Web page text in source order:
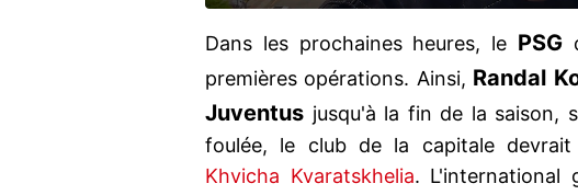
Dans les prochaines heures, le PSG
premières opérations. Ainsi, Randal
Juventus jusqu'à la fin de la saison,
foulée, le club de la capitale
Khvicha Kvaratskhelia. L'international